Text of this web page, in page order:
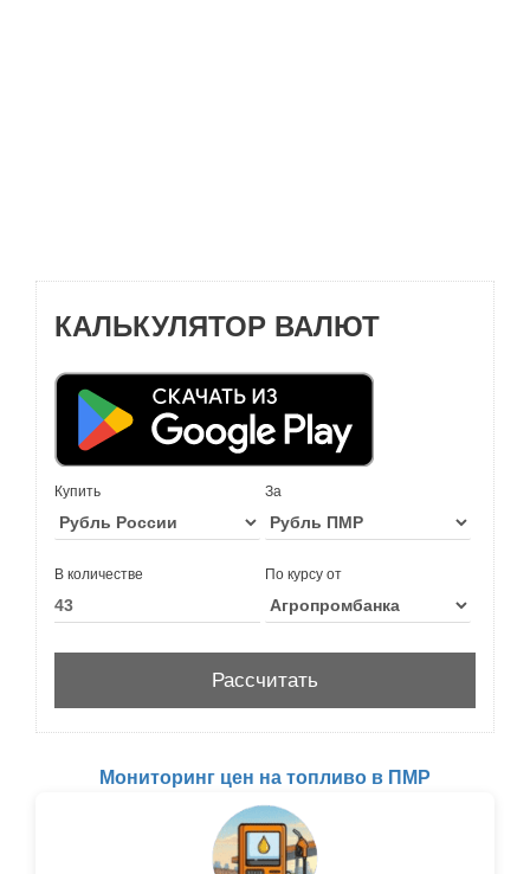
КАЛЬКУЛЯТОР ВАЛЮТ
Купить За
В количестве По курсу от
Мониторинг цен на топливо в ПМР